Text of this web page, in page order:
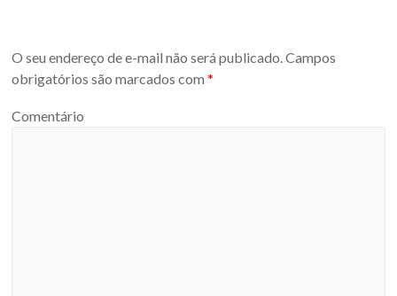
O seu endereço de e-mail não será publicado.Campos
obrigatórios são marcados com*
Comentário